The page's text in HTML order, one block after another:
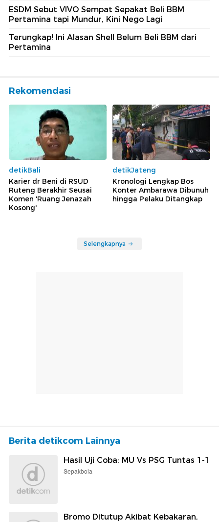
ESDM Sebut VIVO Sempat Sepakat Beli BBM
Pertamina tapi Mundur, Kini Nego Lagi
Terungkap! Ini Alasan Shell Belum Beli BBM dari
Pertamina
Rekomendasi
detikBali
Karier dr Beni di RSUD
Ruteng Berakhir Seusai
Komen 'Ruang Jenazah
Kosong'
detikJateng
Kronologi Lengkap Bos
Konter Ambarawa Dibunuh
hingga Pelaku Ditangkap
Selengkapnya
Berita detikcom Lainnya
Hasil Uji Coba: MU Vs PSG Tuntas 1-1
Sepakbola
Bromo Ditutup Akibat Kebakaran,